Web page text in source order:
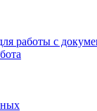
работы с